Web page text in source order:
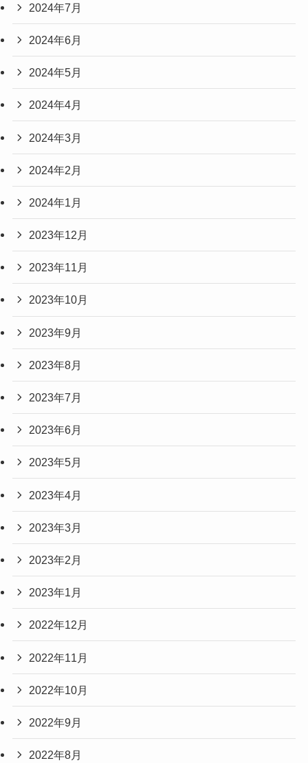
2024年7月
2024年6月
2024年5月
2024年4月
2024年3月
2024年2月
2024年1月
2023年12月
2023年11月
2023年10月
2023年9月
2023年8月
2023年7月
2023年6月
2023年5月
2023年4月
2023年3月
2023年2月
2023年1月
2022年12月
2022年11月
2022年10月
2022年9月
2022年8月